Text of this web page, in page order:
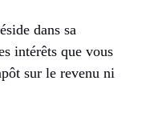
dans sa
intérêts que vous
sur le revenu ni